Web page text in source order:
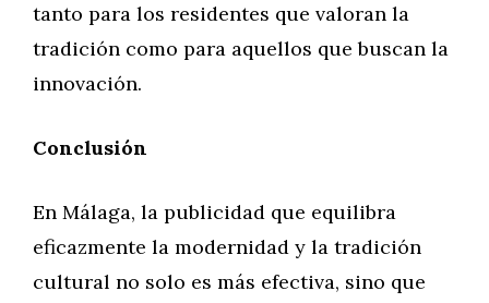
tanto para los residentes que valoran la
tradición como para aquellos que buscan la
innovación.
Conclusión
En Málaga, la publicidad que equilibra
eficazmente la modernidad y la tradición
cultural no solo es más efectiva, sino que